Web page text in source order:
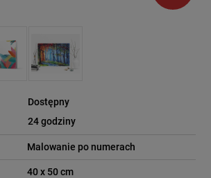
Dostępny
24 godziny
Malowanie po numerach
40 x 50 cm